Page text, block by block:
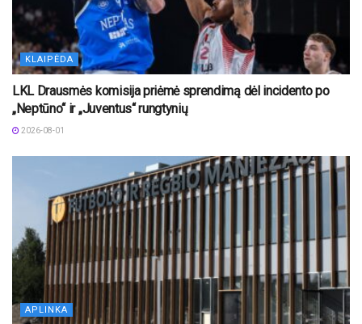
KLAIPĖDA
LKL Drausmės komisija priėmė sprendimą dėl incidento po
„Neptūno“ ir „Juventus“ rungtynių
2026-08-01
APLINKA